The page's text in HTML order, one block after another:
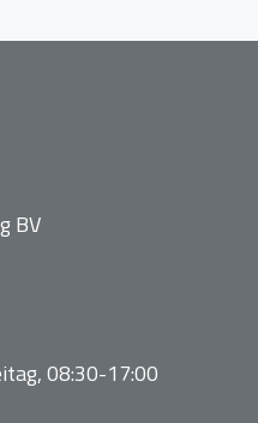
BV
08:30-17:00